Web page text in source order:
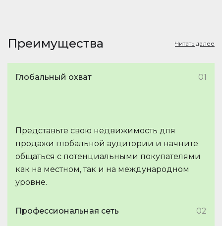
Преимущества Читать далее
Глобальный охват 01
Представьте свою недвижимость для
продажи глобальной аудитории и начните
общаться с потенциальными покупателями
как на местном, так и на международном
уровне.
Профессиональная сеть 02